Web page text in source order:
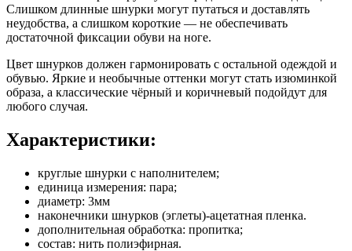
Слишком длинные шнурки могут путаться и доставлять
неудобства, а слишком короткие — не обеспечивать
достаточной фиксации обуви на ноге.
Цвет шнурков должен гармонировать с остальной одеждой и
обувью. Яркие и необычные оттенки могут стать изюминкой
образа, а классические чёрный и коричневый подойдут для
любого случая.
Характеристики:
круглые шнурки с наполнителем;
единица измерения: пара;
диаметр: 3мм
наконечники шнурков (эглеты)-ацетатная пленка.
дополнительная обработка: пропитка;
состав: нить полиэфирная.